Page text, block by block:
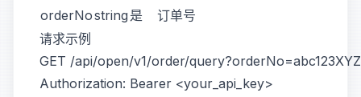
orderNostring 是
订单号
请求示例
GET /api/open/v1/order/